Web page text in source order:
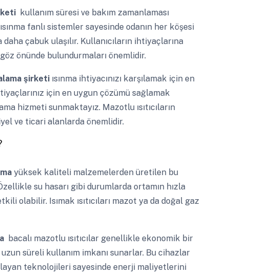
kullanım süresi ve bakım zamanlaması
fanlı sistemler sayesinde odanın her köşesi
çabuk ulaşılır. Kullanıcıların ihtiyaçlarına
önünde bulundurmaları önemlidir.
şirketi ısınma ihtiyacınızı karşılamak için en
için en uygun çözümü sağlamak
hizmeti sunmaktayız. Mazotlu ısıtıcıların
ve ticari alanlarda önemlidir.
yüksek kaliteli malzemelerden üretilen bu
su hasarı gibi durumlarda ortamın hızla
olabilir. Isımak ısıtıcıları mazot ya da doğal gaz
bacalı mazotlu ısıtıcılar genellikle ekonomik bir
süreli kullanım imkanı sunarlar. Bu cihazlar
teknolojileri sayesinde enerji maliyetlerini